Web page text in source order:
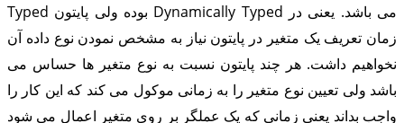
Typed بوده ولی پایتون Dynamically Typed می باشد. یعنی در
زمان تعریف یک متغیر در پایتون نیاز به مشخص نمودن نوع داده آن
نخواهیم داشت. هر چند پایتون نسبت به نوع متغیر ها حساس می
باشد ولی تعیین نوع متغیر را به زمانی موکول می کند که این کار را
واجب بداند یعنی زمانی که یک عملگر بر روی متغیر اعمال می شود